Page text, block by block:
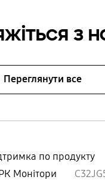
з
Переглянути все
по продукту
Монітори